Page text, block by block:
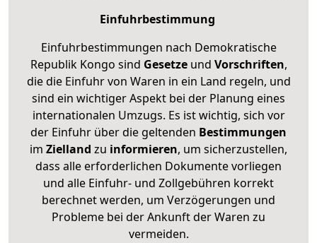
Einfuhrbestimmung
Einfuhrbestimmungen nach Demokratische
Republik Kongo sind Gesetzeund Vorschriften,
die die Einfuhr von Waren in ein Land regeln, und
sind ein wichtiger Aspekt bei der Planung eines
internationalen Umzugs. Es ist wichtig, sich vor
der Einfuhr über die geltenden Bestimmungen
im Zielland zu informieren, um sicherzustellen,
dass alle erforderlichen Dokumente vorliegen
und alle Einfuhr- und Zollgebühren korrekt
berechnet werden, um Verzögerungen und
Probleme bei der Ankunft der Waren zu
vermeiden.